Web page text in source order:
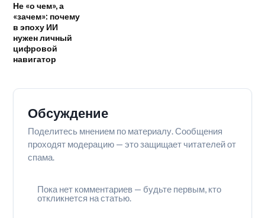
Не «о чем», а
«зачем»: почему
в эпоху ИИ
нужен личный
цифровой
навигатор
Обсуждение
Поделитесь мнением по материалу. Сообщения
проходят модерацию — это защищает читателей от
спама.
Пока нет комментариев — будьте первым, кто
откликнется на статью.